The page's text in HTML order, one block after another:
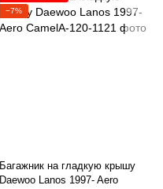
−7%
Багажник на гладкую крышу
Daewoo Lanos 1997- Aero